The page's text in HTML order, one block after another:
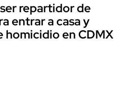
repartidor de
entrar a casa y
en CDMX